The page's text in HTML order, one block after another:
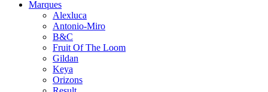
Marques
Alexluca
Antonio-Miro
B&C
Fruit Of The Loom
Gildan
Keya
Orizons